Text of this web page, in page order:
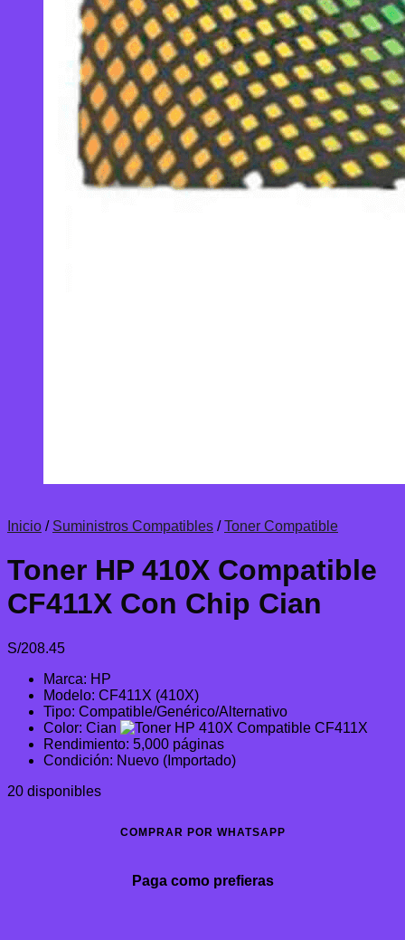
Inicio / Suministros Compatibles / Toner Compatible
Toner HP 410X Compatible
CF411X Con Chip Cian
S/208.45
Marca: HP
Modelo: CF411X (410X)
Tipo: Compatible/Genérico/Alternativo
Color: Cian
Rendimiento: 5,000 páginas
Condición: Nuevo (Importado)
20 disponibles
COMPRAR POR WHATSAPP
Paga como prefieras